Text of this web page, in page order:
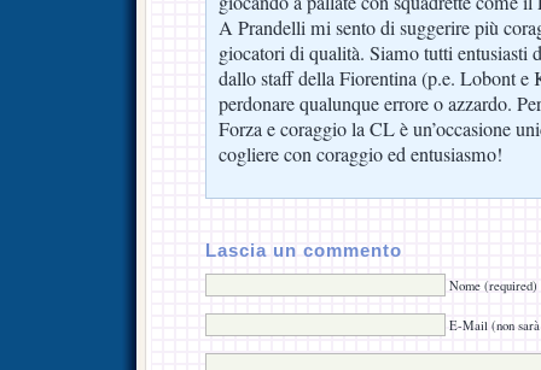
A Prandelli mi sento di suggerire più
giocatori di qualità. Siamo tutti entusiasti
dallo staff della Fiorentina (p.e. Lobont e
perdonare qualunque errore o azzardo.
Forza e coraggio la CL è un’occasione
cogliere con coraggio ed entusiasmo!
Lascia un commento
Nome (required)
E-Mail (non